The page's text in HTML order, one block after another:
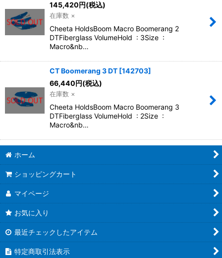
145,420円(税込)
在庫数 ×
Cheeta HoldsBoom Macro Boomerang 2
DTFiberglass VolumeHold : 3Size :
Macro&nb…
CT Boomerang 3 DT [142703]
66,440円(税込)
在庫数 ×
Cheeta HoldsBoom Macro Boomerang 3
DTFiberglass VolumeHold : 2Size :
Macro&nb…
ホーム
ショッピングカート
マイページ
お気に入り
最近チェックしたアイテム
特定商取引法表示